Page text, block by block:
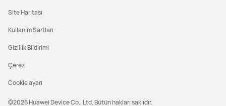
©2026 Huawei Device Co., Ltd. Bütün hakları saklıdır.
Site Haritası
Kullanım Şartları
Gizlilik Bildirimi
Çerez
Cookie ayarı